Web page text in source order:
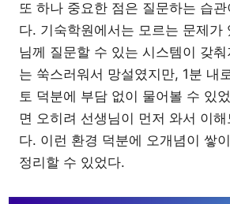
또 하나 중요한 점은 질문하는 습
다. 기숙학원에서는 모르는 문제가
님께 질문할 수 있는 시스템이 갖
는 쑥스러워서 망설였지만, 1분 내
토 덕분에 부담 없이 물어볼 수 있
면 오히려 선생님이 먼저 와서 이
다. 이런 환경 덕분에 오개념이 쌓
정리할 수 있었다.